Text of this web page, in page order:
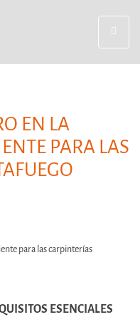
EN LA
PARA LAS
ESENCIALES